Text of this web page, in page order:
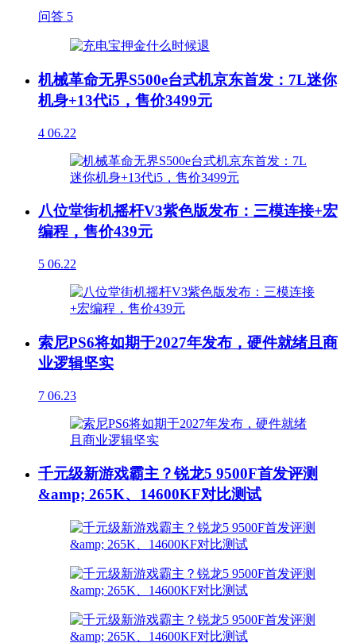
问答 5
机械革命无界S500e台式机京东首发：7L迷你
机身+13代i5，售价3499元
4 06.22
八位堂街机摇杆V3紫色版发布：三模连接+宏
编程，售价439元
5 06.22
索尼PS6将如期于2027年发布，硬件就绪且商
业逻辑坚实
7 06.23
千元级新游戏霸主？锐龙5 9500F首发评测
&amp; 265K、14600KF对比测试